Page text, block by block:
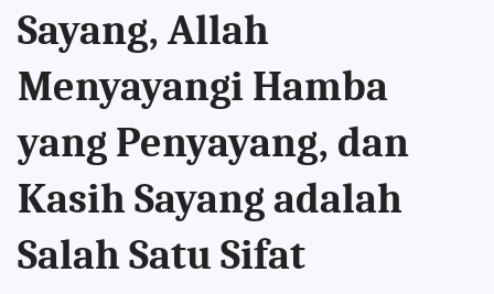
Sayang, Allah
Menyayangi Hamba
yang Penyayang, dan
Kasih Sayang adalah
Salah Satu Sifat